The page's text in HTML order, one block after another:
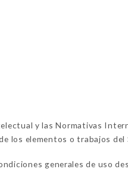
y las Normativas
los elementos o trabajos del
generales de uso